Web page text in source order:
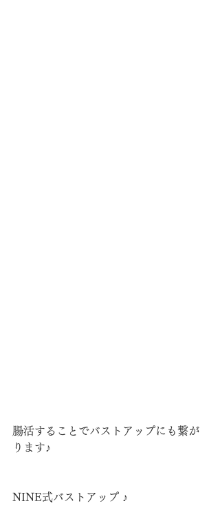
腸活することでバストアップにも繋が
ります♪
NINE式バストアップ ♪